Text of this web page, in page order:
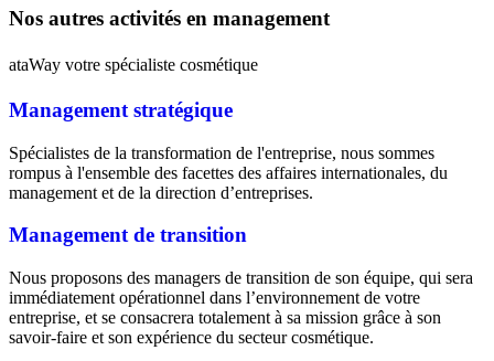
Nos autres activités en management
ataWay votre spécialiste cosmétique
Management stratégique
Spécialistes de la transformation de l'entreprise, nous sommes
rompus à l'ensemble des facettes des affaires internationales, du
management et de la direction d’entreprises.
Management de transition
Nous proposons des managers de transition de son équipe, qui sera
immédiatement opérationnel dans l’environnement de votre
entreprise, et se consacrera totalement à sa mission grâce à son
savoir-faire et son expérience du secteur cosmétique.